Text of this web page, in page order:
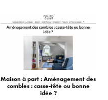
Maison à part : Aménagement des
combles : casse-tête ou bonne
idée ?